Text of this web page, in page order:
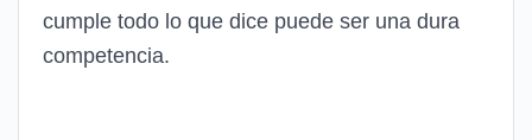
cumple todo lo que dice puede ser una dura
competencia.